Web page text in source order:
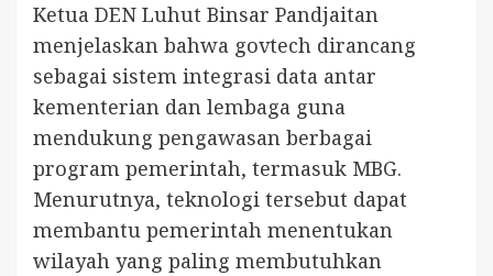
Ketua DEN Luhut Binsar Pandjaitan
menjelaskan bahwa govtech dirancang
sebagai sistem integrasi data antar
kementerian dan lembaga guna
mendukung pengawasan berbagai
program pemerintah, termasuk MBG.
Menurutnya, teknologi tersebut dapat
membantu pemerintah menentukan
wilayah yang paling membutuhkan